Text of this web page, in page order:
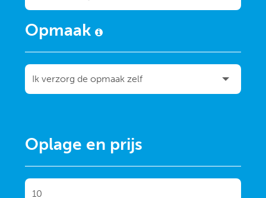
Opmaak
Oplage en prijs